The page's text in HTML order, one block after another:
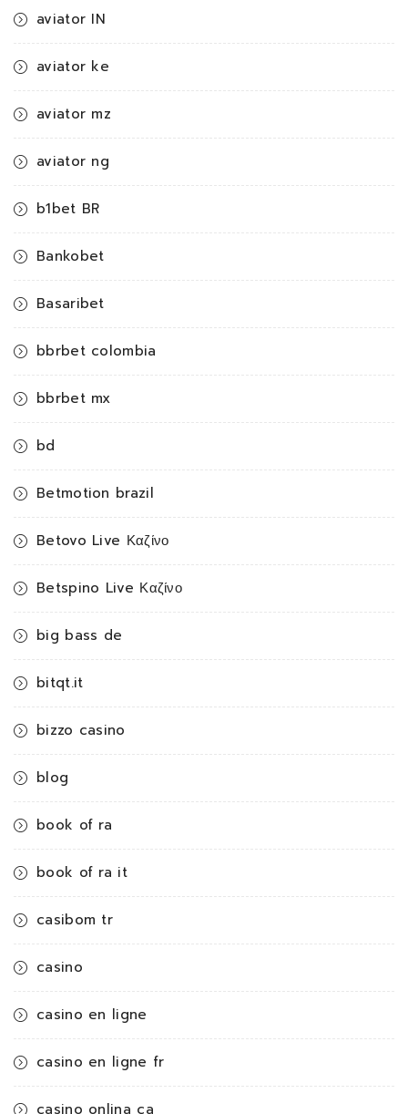
aviator IN
aviator ke
aviator mz
aviator ng
b1bet BR
Bankobet
Basaribet
bbrbet colombia
bbrbet mx
bd
Betmotion brazil
Betovo Live Καζίνο
Betspino Live Καζίνο
big bass de
bitqt.it
bizzo casino
blog
book of ra
book of ra it
casibom tr
casino
casino en ligne
casino en ligne fr
casino onlina ca